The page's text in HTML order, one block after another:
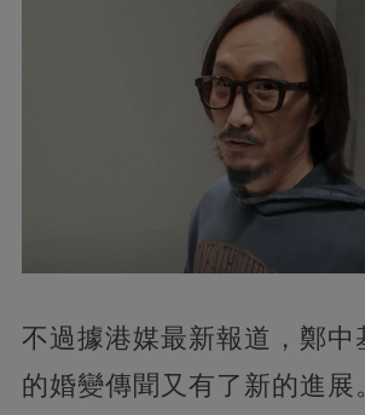
不過據港媒最新報道，鄭中
的婚變傳聞又有了新的進展